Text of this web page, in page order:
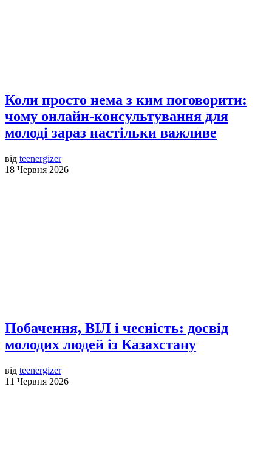
Коли просто нема з ким поговорити:
чому онлайн-консультування для
молоді зараз настільки важливе
від teenergizer
18 Червня 2026
Побачення, ВІЛ і чесність: досвід
молодих людей із Казахстану
від teenergizer
11 Червня 2026